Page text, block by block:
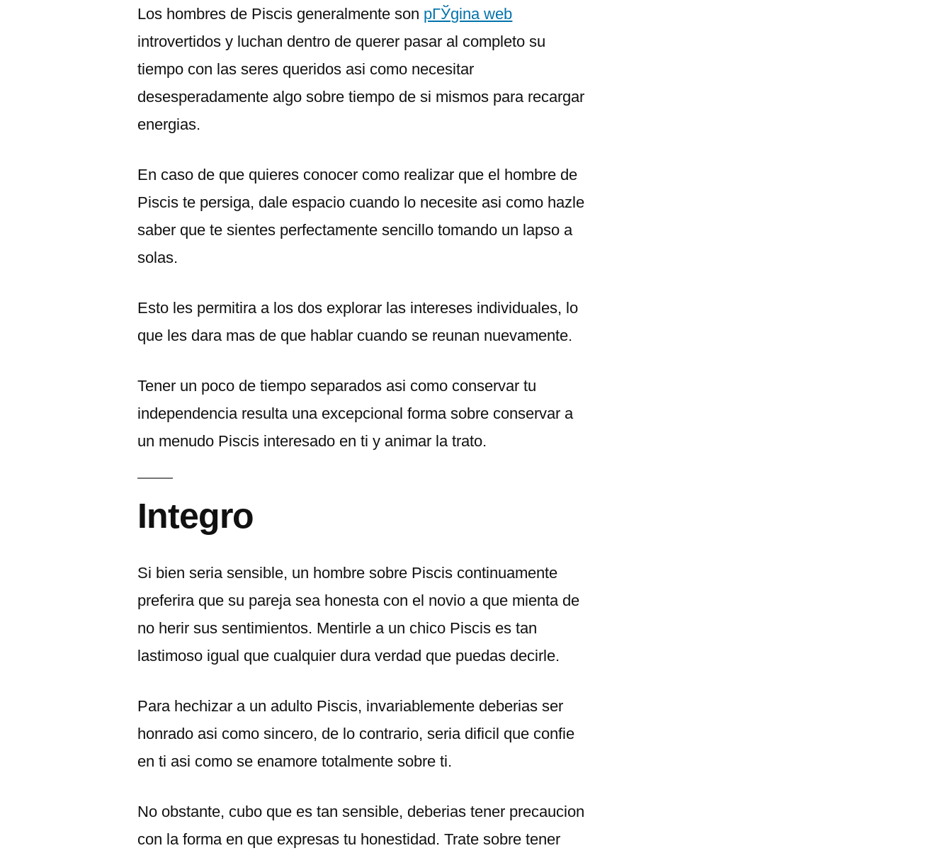
Los hombres de Piscis generalmente son pГЎgina web
introvertidos y luchan dentro de querer pasar al completo su
tiempo con las seres queridos asi­ como necesitar
desesperadamente algo sobre tiempo de si mismos para recargar
energias.
En caso de que quieres conocer como realizar que el hombre de
Piscis te persiga, dale espacio cuando lo necesite asi­ como hazle
saber que te sientes perfectamente sencillo tomando un lapso a
solas.
Esto les permitira a los dos explorar las intereses individuales, lo
que les dara mas de que hablar cuando se reunan nuevamente.
Tener un poco de tiempo separados asi­ como conservar tu
independencia resulta una excepcional forma sobre conservar a
un menudo Piscis interesado en ti y animar la trato.
Integro
Si bien seri­a sensible, un hombre sobre Piscis continuamente
preferira que su pareja sea honesta con el novio a que mienta de
no herir sus sentimientos. Mentirle a un chico Piscis es tan
lastimoso igual que cualquier dura verdad que puedas decirle.
Para hechizar a un adulto Piscis, invariablemente deberias ser
honrado asi­ como sincero, de lo contrario, seri­a dificil que confie
en ti asi­ como se enamore totalmente sobre ti.
No obstante, cubo que es tan sensible, deberias tener precaucion
con la forma en que expresas tu honestidad. Trate sobre tener